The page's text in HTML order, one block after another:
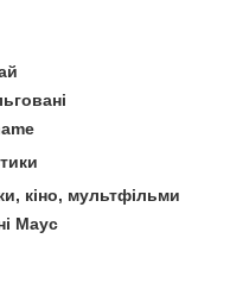
кіно, мультфільми
Маус